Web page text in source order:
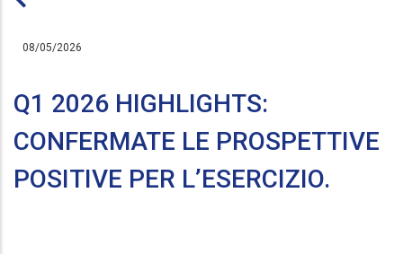
08/05/2026
Q1 2026 HIGHLIGHTS:
CONFERMATE LE PROSPETTIVE
POSITIVE PER L’ESERCIZIO.